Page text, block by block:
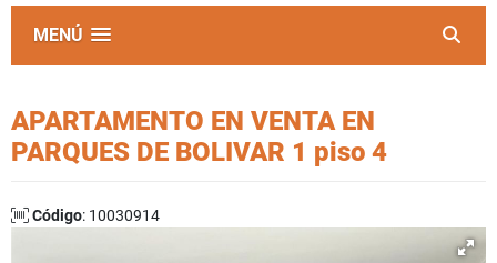
MENÚ
APARTAMENTO EN VENTA EN
PARQUES DE BOLIVAR 1 piso 4
Código: 10030914